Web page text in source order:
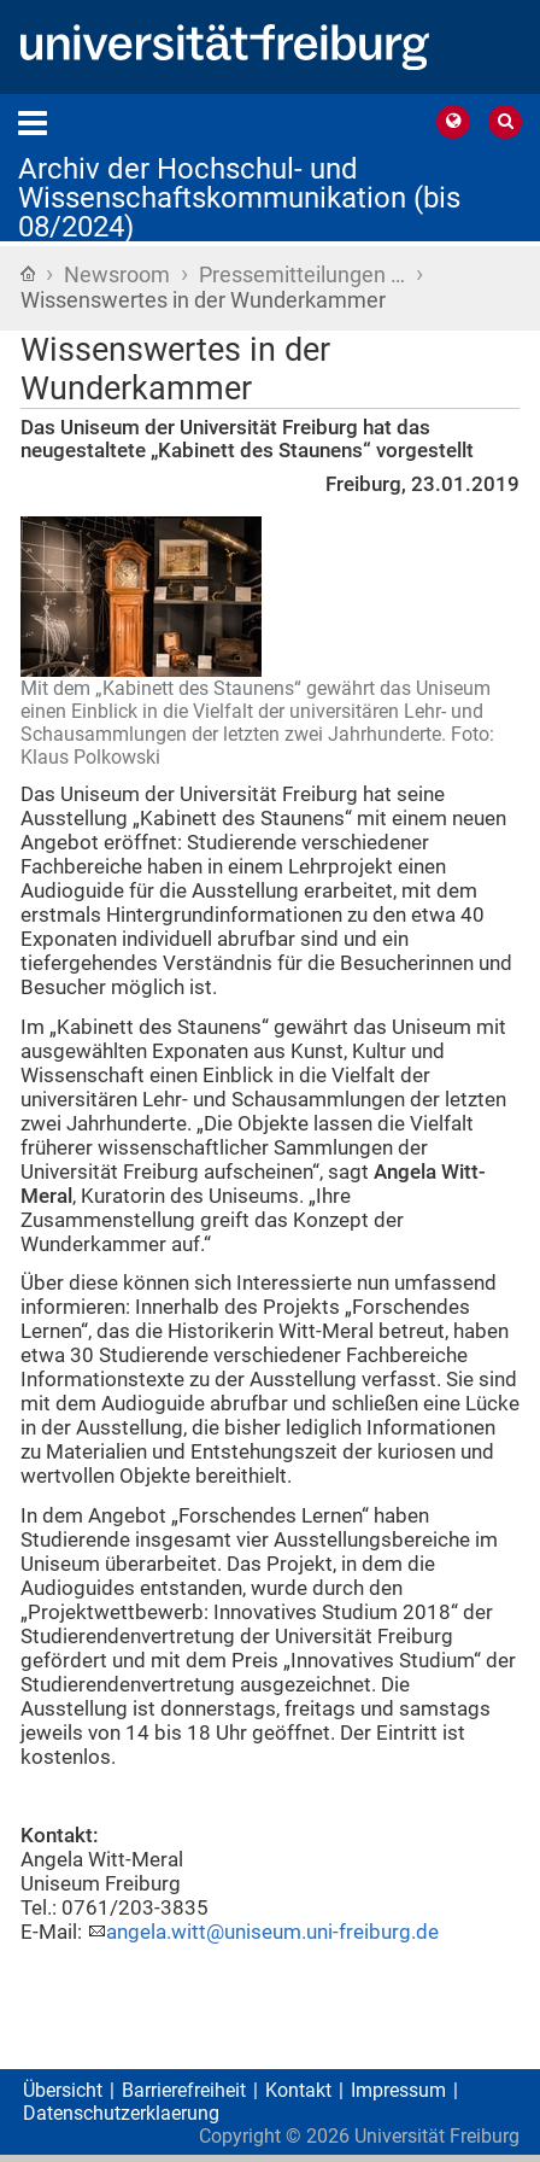
Archiv der Hochschul- und
Wissenschaftskommunikation (bis
08/2024)
Startseite
› Newsroom › Pressemitteilungen … ›
Wissenswertes in der Wunderkammer
Wissenswertes in der
Wunderkammer
Das Uniseum der Universität Freiburg hat das
neugestaltete „Kabinett des Staunens“ vorgestellt
Freiburg, 23.01.2019
Mit dem „Kabinett des Staunens“ gewährt das Uniseum
einen Einblick in die Vielfalt der universitären Lehr- und
Schausammlungen der letzten zwei Jahrhunderte. Foto:
Klaus Polkowski
Das Uniseum der Universität Freiburg hat seine
Ausstellung „Kabinett des Staunens“ mit einem neuen
Angebot eröffnet: Studierende verschiedener
Fachbereiche haben in einem Lehrprojekt einen
Audioguide für die Ausstellung erarbeitet, mit dem
erstmals Hintergrundinformationen zu den etwa 40
Exponaten individuell abrufbar sind und ein
tiefergehendes Verständnis für die Besucherinnen und
Besucher möglich ist.
Im „Kabinett des Staunens“ gewährt das Uniseum mit
ausgewählten Exponaten aus Kunst, Kultur und
Wissenschaft einen Einblick in die Vielfalt der
universitären Lehr- und Schausammlungen der letzten
zwei Jahrhunderte. „Die Objekte lassen die Vielfalt
früherer wissenschaftlicher Sammlungen der
Universität Freiburg aufscheinen“, sagt Angela Witt-
Meral , Kuratorin des Uniseums. „Ihre
Zusammenstellung greift das Konzept der
Wunderkammer auf.“
Über diese können sich Interessierte nun umfassend
informieren: Innerhalb des Projekts „Forschendes
Lernen“, das die Historikerin Witt-Meral betreut, haben
etwa 30 Studierende verschiedener Fachbereiche
Informationstexte zu der Ausstellung verfasst. Sie sind
mit dem Audioguide abrufbar und schließen eine Lücke
in der Ausstellung, die bisher lediglich Informationen
zu Materialien und Entstehungszeit der kuriosen und
wertvollen Objekte bereithielt.
In dem Angebot „Forschendes Lernen“ haben
Studierende insgesamt vier Ausstellungsbereiche im
Uniseum überarbeitet. Das Projekt, in dem die
Audioguides entstanden, wurde durch den
„Projektwettbewerb: Innovatives Studium 2018“ der
Studierendenvertretung der Universität Freiburg
gefördert und mit dem Preis „Innovatives Studium“ der
Studierendenvertretung ausgezeichnet. Die
Ausstellung ist donnerstags, freitags und samstags
jeweils von 14 bis 18 Uhr geöffnet. Der Eintritt ist
kostenlos.
Kontakt:
Angela Witt-Meral
Uniseum Freiburg
Tel.: 0761/203-3835
E-Mail:
angela.witt@uniseum.uni-freiburg.de
Übersicht Barrierefreiheit Kontakt
Impressum
Datenschutzerklaerung
Copyright © 2026 Universität Freiburg